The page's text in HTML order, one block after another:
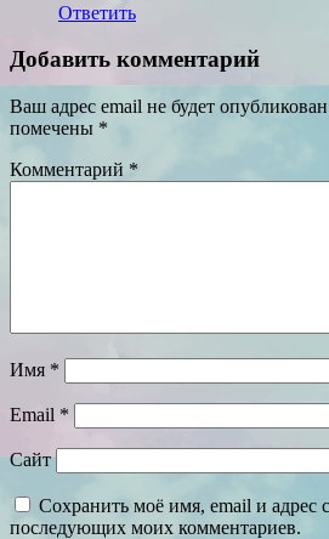
Ответить
Добавить комментарий
Ваш адрес email не будет
помечены *
Комментарий *
Имя *
Email *
Сайт
Сохранить моё имя, email и адрес
последующих моих комментариев.